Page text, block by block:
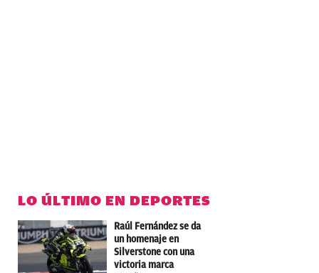
LO ÚLTIMO EN DEPORTES
Raúl Fernández se da
un homenaje en
Silverstone con una
victoria marca